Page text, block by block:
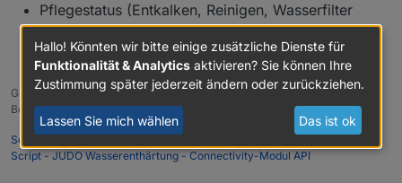
Pflegestatus (Entkalken, Reinigen, Wasserfilter
wechseln) bereitstellen für Ausgabe mit
Sprachassistenten oder VIS.
Gruß
Bongo
Script - Die sprechende Kaffeemaschine – Home Connect
Script - JUDO Wasserenthärtung - Connectivity-Modul API
Hallo! Könnten wir bitte einige zusätzliche Dienste für
Funktionalität & Analytics aktivieren? Sie können Ihre
Zustimmung später jederzeit ändern oder zurückziehen.
Lassen Sie mich wählen Das ist ok